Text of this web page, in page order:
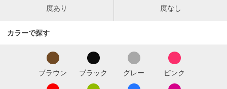
度あり 度なし
カラーで探す
ブラウン ブラック グレー ピンク